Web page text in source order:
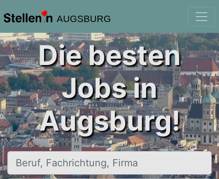
AUGSBURG
Die besten
Jobs in
Augsburg!
Beruf, Fachrichtung, Firma